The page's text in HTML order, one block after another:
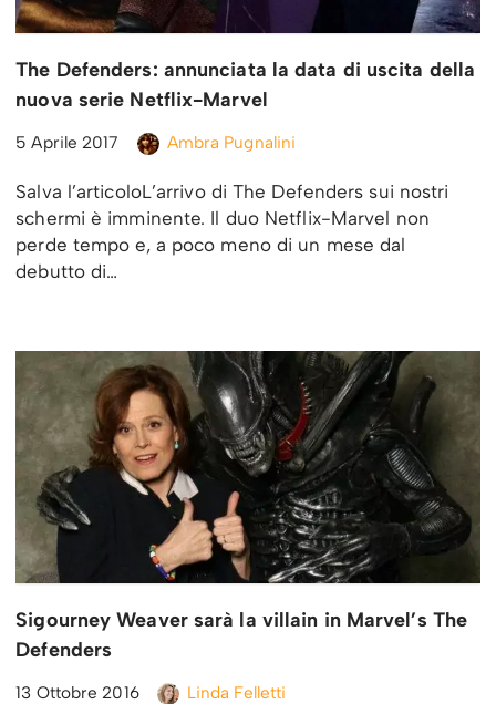
The Defenders: annunciata la data di uscita della
nuova serie Netflix-Marvel
5 Aprile 2017 Ambra Pugnalini
Salva l’articoloL’arrivo di The Defenders sui nostri
schermi è imminente. Il duo Netflix-Marvel non
perde tempo e, a poco meno di un mese dal
debutto di…
Sigourney Weaver sarà la villain in Marvel’s The
Defenders
13 Ottobre 2016 Linda Felletti